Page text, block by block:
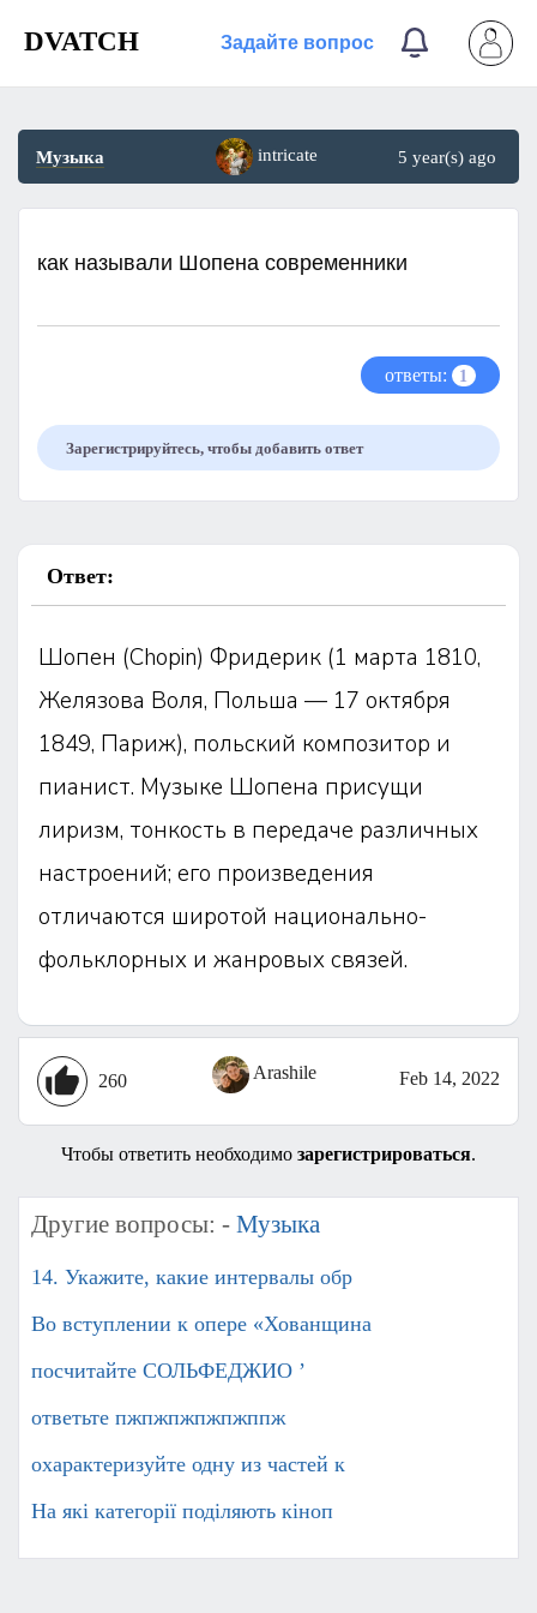
DVATCH Задайте вопрос
Музыка intricate 5 year(s) ago
как называли Шопена современники​
ответы: 1
Зарегистрируйтесь, чтобы добавить ответ
Ответ:
Шопен (Chopin) Фридерик (1 марта 1810,
Желязова Воля, Польша — 17 октября
1849, Париж), польский композитор и
пианист. Музыке Шопена присущи
лиризм, тонкость в передаче различных
настроений; его произведения
отличаются широтой национально-
фольклорных и жанровых связей.
260 Arashile Feb 14, 2022
Чтобы ответить необходимо зарегистрироваться.
Другие вопросы: - Музыка
14. Укажите, какие интервалы обр
Во вступлении к опере «Хованщина
посчитайте СОЛЬФЕДЖИО ’
ответьте пжпжпжпжпжппж ​
охарактеризуйте одну из частей к
На які категорії поділяють кіноп